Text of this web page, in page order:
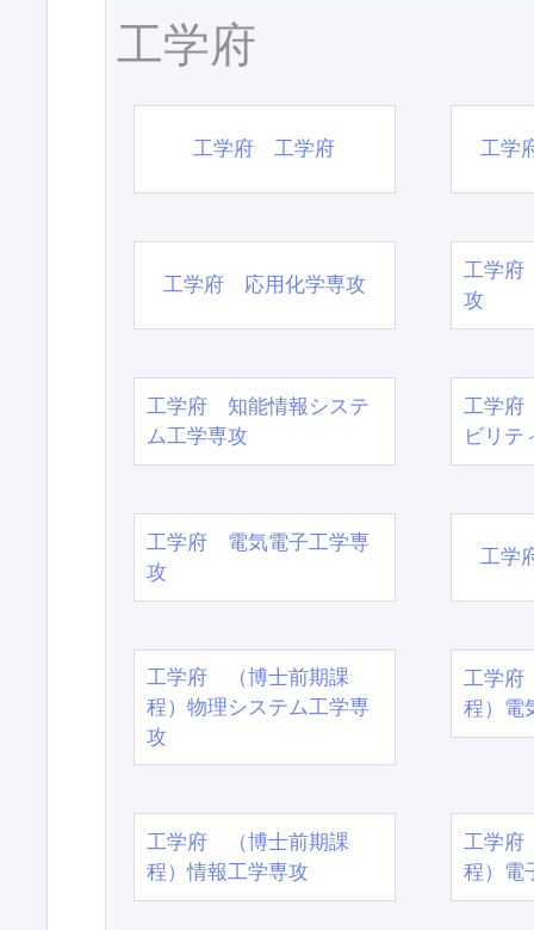
工学府
工学府 工学府 工学
工学府 応用化学専攻
工学府
攻
工学府 知能情報システ
ム工学専攻
工学府
ビリテ
工学府 電気電子工学専
攻
工学
工学府 （博士前期課
程）物理システム工学専
攻
工学
程）電
工学府 （博士前期課
程）情報工学専攻
工学
程）電